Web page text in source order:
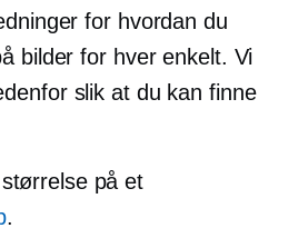
for hvordan du
bilder for hver enkelt. Vi
slik at du kan finne
på et
.